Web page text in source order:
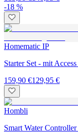
-18 %
Homematic IP
Starter Set - mit
159,90 €129,95 €
Hombli
Smart Water